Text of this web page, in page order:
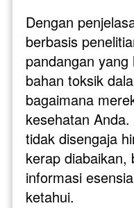
Dengan
berbasis
pandangan
bahan toksik
bagaimana
kesehatan
tidak disengaja
kerap diabaikan,
informasi
ketahui.